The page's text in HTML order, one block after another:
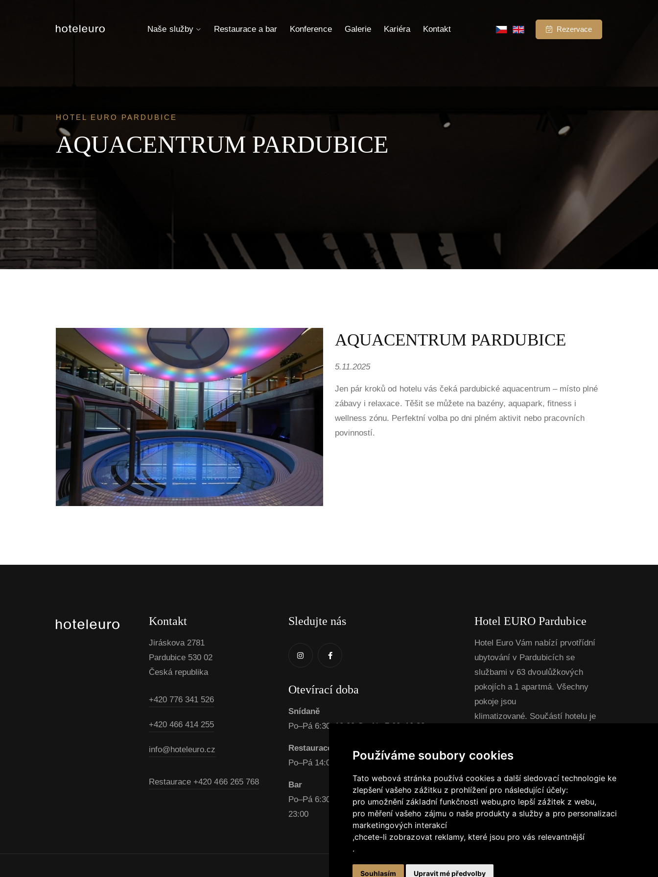
Používáme soubory cookies
Tato webová stránka používá cookies a další sledovací technologie ke
zlepšení vašeho zážitku z prohlížení pro následující účely:
pro umožnění základní funkčnosti webu,pro lepší zážitek z webu,
pro měření vašeho zájmu o naše produkty a služby a pro personalizaci
marketingových interakcí
,chcete-li zobrazovat reklamy, které jsou pro vás relevantnější
.
Souhlasím Upravit mé předvolby
Naše služby Restaurace a bar Konference Galerie Kariéra Kontakt Rezervace
HOTEL EURO PARDUBICE
AQUACENTRUM PARDUBICE
AQUACENTRUM PARDUBICE
5.11.2025
Jen pár kroků od hotelu vás čeká pardubické aquacentrum – místo plné
zábavy i relaxace. Těšit se můžete na bazény, aquapark, fitness i
wellness zónu. Perfektní volba po dni plném aktivit nebo pracovních
povinností.
Kontakt
Jiráskova 2781
Pardubice 530 02
Česká republika
+420 776 341 526
+420 466 414 255
info@hoteleuro.cz
Restaurace +420 466 265 768
Sledujte nás
Otevírací doba
Snídaně
Po–Pá 6:30–10:00 So–Ne 7:00–10:30
Restaurace
Po–Pá 14:00–22:00 So–Ne 15:00–22:00
Bar
Po–Pá 6:30–23:00 So–Ne 7:00–11:00 / 15:00-
23:00
Hotel EURO Pardubice
Hotel Euro Vám nabízí prvotřídní
ubytování v Pardubicích se
službami v 63 dvoulůžkových
pokojích a 1 apartmá. Všechny
pokoje jsou
klimatizované. Součástí hotelu je
pro přibližně 90 osob, ideální pro
konference, prezentace, školení,
semináře, nebo společenské akce.